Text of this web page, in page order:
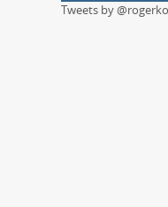
Tweets by